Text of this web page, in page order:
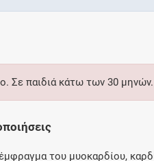
Σε παιδιά κάτω των 30 μηνών.
του μυοκαρδίου,